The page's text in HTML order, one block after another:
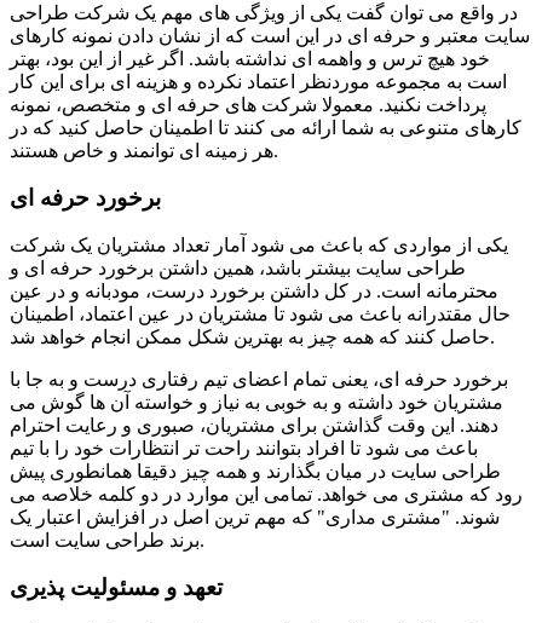
در واقع می توان گفت یکی از ویژگی های مهم یک شرکت طراحی
سایت معتبر و حرفه ای در این است که از نشان دادن نمونه کارهای
خود هیچ ترس و واهمه ای نداشته باشد. اگر غیر از این بود، بهتر
است به مجموعه موردنظر اعتماد نکرده و هزینه ای برای این کار
پرداخت نکنید. معمولا شرکت های حرفه ای و متخصص، نمونه
کارهای متنوعی به شما ارائه می کنند تا اطمینان حاصل کنید که در
هر زمینه ای توانمند و خاص هستند.
برخورد حرفه ای
یکی از مواردی که باعث می شود آمار تعداد مشتریان یک شرکت
طراحی سایت بیشتر باشد، همین داشتن برخورد حرفه ای و
محترمانه است. در کل داشتن برخورد درست، مودبانه و در عین
حال مقتدرانه باعث می شود تا مشتریان در عین اعتماد، اطمینان
حاصل کنند که همه چیز به بهترین شکل ممکن انجام خواهد شد.
برخورد حرفه ای، یعنی تمام اعضای تیم رفتاری درست و به جا با
مشتریان خود داشته و به خوبی به نیاز و خواسته آن ها گوش می
دهند. این وقت گذاشتن برای مشتریان، صبوری و رعایت احترام
باعث می شود تا افراد بتوانند راحت تر انتظارات خود را با تیم
طراحی سایت در میان بگذارند و همه چیز دقیقا همانطوری پیش
رود که مشتری می خواهد. تمامی این موارد در دو کلمه خلاصه می
شوند. "مشتری مداری" که مهم ترین اصل در افزایش اعتبار یک
برند طراحی سایت است.
تعهد و مسئولیت پذیری